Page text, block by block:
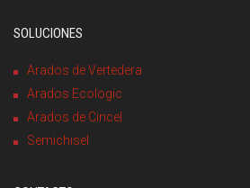
SOLUCIONES
Arados de Vertedera
Arados Ecologic
Arados de Cincel
Semichisel